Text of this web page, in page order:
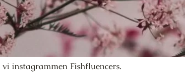
instagrammen Fishfluencers.